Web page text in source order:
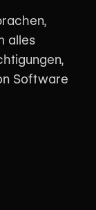
alles
Software